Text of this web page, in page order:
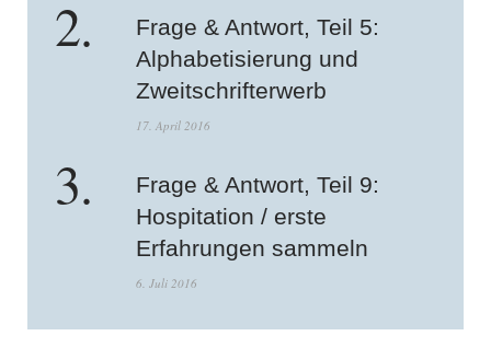
Frage & Antwort, Teil 5:
Alphabetisierung und
Zweitschrifterwerb
17. April 2016
Frage & Antwort, Teil 9:
Hospitation / erste
Erfahrungen sammeln
6. Juli 2016